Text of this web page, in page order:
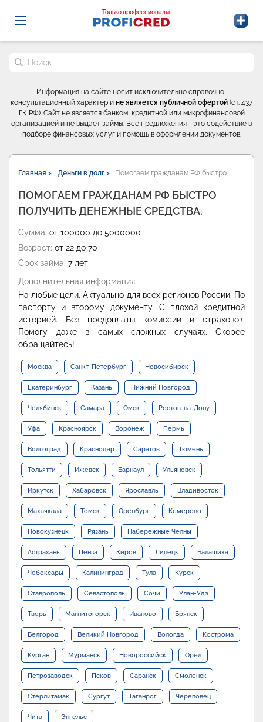
Probrokery - Только профессионалы
Только профессионалы
Поиск по сайту
Информация на сайте носит исключительно справочно-
консультационный характер и не является публичной офертой (ст. 437
ГК РФ). Сайт не является банком, кредитной или микрофинансовой
организацией и не выдаёт займы. Все предложения - это содействие в
подборе финансовых услуг и помощь в оформлении документов.
Главная > Деньги в долг > Помогаем гражданам РФ быстро …
ПОМОГАЕМ ГРАЖДАНАМ РФ БЫСТРО
ПОЛУЧИТЬ ДЕНЕЖНЫЕ СРЕДСТВА.
Сумма: от 100000 до 5000000
Возраст: от 22 до 70
Срок займа: 7 лет
Дополнительная информация:
На любые цели. Актуально для всех регионов России. По
паспорту и второму документу. С плохой кредитной
историей. Без предоплаты комиссий и страховок.
Помогу даже в самых сложных случаях. Скорее
обращайтесь!
Москва Санкт-Петербург Новосибирск
Екатеринбург Казань Нижний Новгород
Челябинск Самара Омск Ростов-на-Дону
Уфа Красноярск Воронеж Пермь
Волгоград Краснодар Саратов Тюмень
Тольятти Ижевск Барнаул Ульяновск
Иркутск Хабаровск Ярославль Владивосток
Махачкала Томск Оренбург Кемерово
Новокузнецк Рязань Набережные Челны
Астрахань Пенза Киров Липецк Балашиха
Чебоксары Калининград Тула Курск
Ставрополь Севастополь Сочи Улан-Удэ
Тверь Магнитогорск Иваново Брянск
Белгород Великий Новгород Вологда Кострома
Курган Мурманск Новороссийск Орел
Петрозаводск Псков Саранск Смоленск
Стерлитамак Сургут Таганрог Череповец
Чита Энгельс